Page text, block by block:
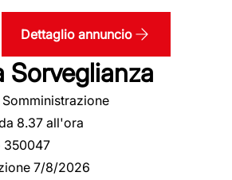
Dettaglio annuncio
Sorveglianza
Somministrazione
8.37 all'ora
350047
7/8/2026